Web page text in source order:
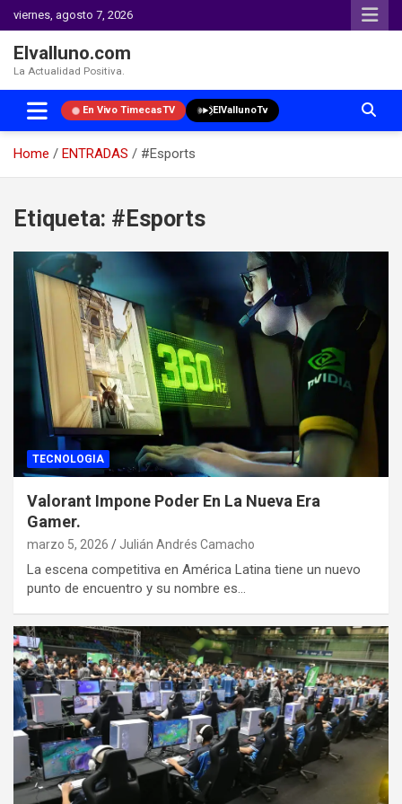
viernes, agosto 7, 2026
Elvalluno.com
La Actualidad Positiva.
En Vivo TimecasTV ElVallunoTv
Home ENTRADAS
#Esports
content
Etiqueta: #Esports
TECNOLOGIA
Valorant Impone Poder En La Nueva Era
Gamer.
marzo 5, 2026 Julián Andrés Camacho
La escena competitiva en América Latina tiene un nuevo
punto de encuentro y su nombre es…